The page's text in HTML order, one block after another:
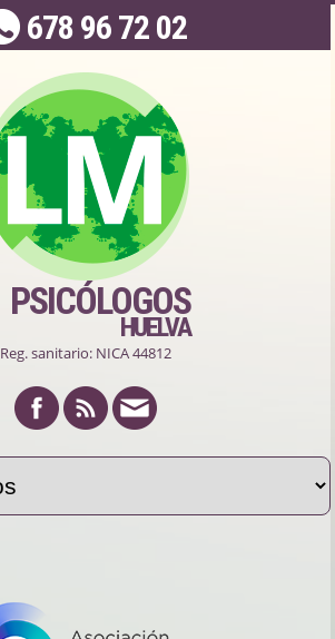
678 96 72 02
PSICÓLOGOS
HUELVA
Reg. sanitario: NICA 44812